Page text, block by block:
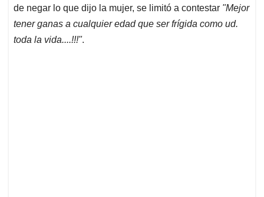
de negar lo que dijo la mujer, se limitó a contestar "Mejor
tener ganas a cualquier edad que ser frígida como ud.
toda la vida....!!!".